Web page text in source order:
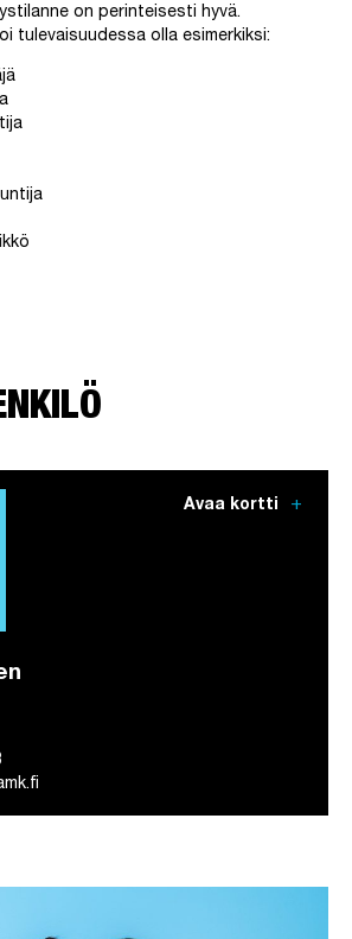
on perinteisesti hyvä.
tulevaisuudessa olla esimerkiksi:
Avaa kortti add